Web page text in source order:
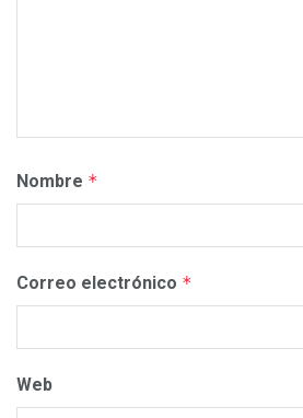
Nombre *
Correo electrónico *
Web